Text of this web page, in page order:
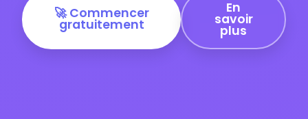
🚀 Commencer
gratuitement
En
savoir
plus